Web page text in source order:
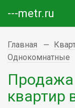
---metr.ru
Главная
Однокомнатные
квартир